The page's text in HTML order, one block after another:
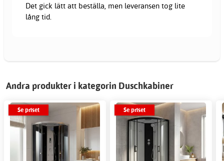
Det gick lätt att beställa, men leveransen tog lite
lång tid.
Andra produkter i kategorin Duschkabiner
Se priset Se priset